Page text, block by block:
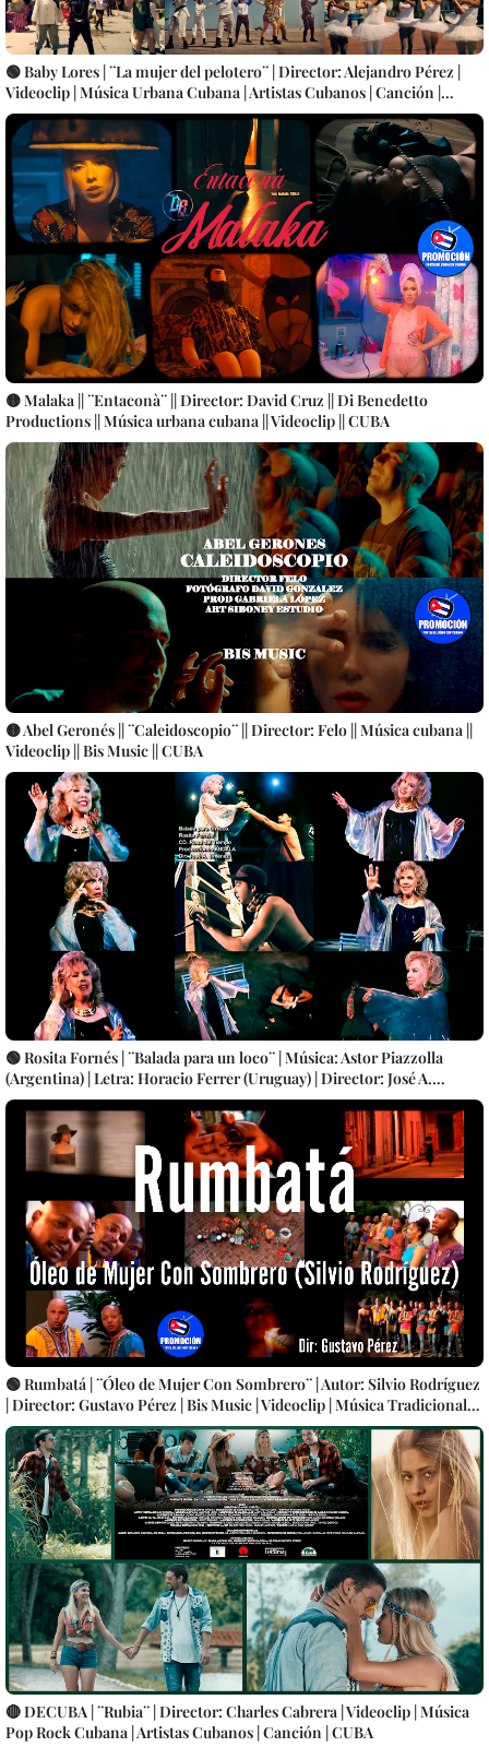
🟢 Baby Lores | ¨La mujer del pelotero¨ | Director: Alejandro Pérez |
Videoclip | Música Urbana Cubana | Artistas Cubanos | Canción |
CUBA
🟡 Malaka || ¨Entaconà¨ || Director: David Cruz || Di Benedetto
Productions || Música urbana cubana || Videoclip || CUBA
🟡 Abel Geronés || ¨Caleidoscopio¨ || Director: Felo || Música cubana ||
Videoclip || Bis Music || CUBA
🟢 Rosita Fornés | ¨Balada para un loco¨ | Música: Astor Piazzolla
(Argentina) | Letra: Horacio Ferrer (Uruguay) | Director: José A.
Jiménez | Videoclip | Música | Artistas Cubanos | Canción | CUBA
🟢 Rumbatá | ¨Óleo de Mujer Con Sombrero¨ | Autor: Silvio Rodríguez
| Director: Gustavo Pérez | Bis Music | Videoclip | Música Tradicional
Bailable Cubana | Rumba | Artistas Cubanos | Canción | CUBA
🔴 DECUBA | ¨Rubia¨ | Director: Charles Cabrera | Videoclip | Música
Pop Rock Cubana | Artistas Cubanos | Canción | CUBA